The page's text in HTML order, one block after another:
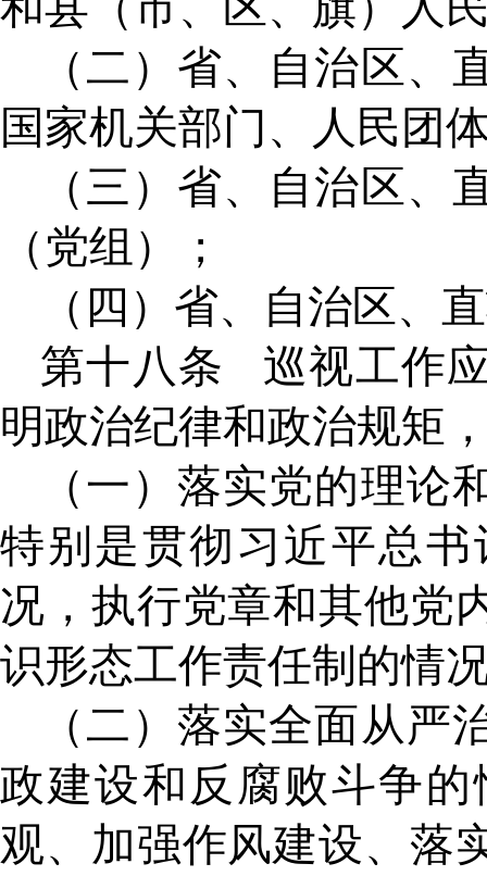
（二）省、自治区、
国家机关部门、人民团
（三）省、自治区、
（党组）；
（四）省、自治区、
第十八条
巡视工作
明政治纪律和政治规矩
（一）落实党的理论
特别是贯彻习近平总
况，执行党章和其他党
识形态工作责任制的情
（二）落实全面从严
政建设和反腐败斗争
观、加强作风建设、落